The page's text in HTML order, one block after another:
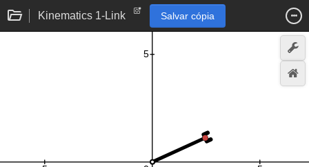
Kinematics 1-Link Salvar cópia